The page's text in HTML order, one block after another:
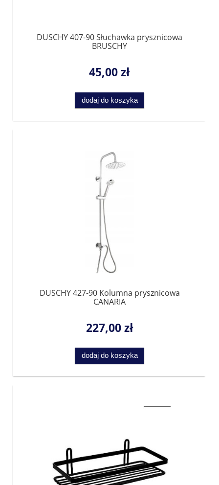
DUSCHY 407-90 Słuchawka prysznicowa
BRUSCHY
45,00 zł
dodaj do koszyka
DUSCHY 427-90 Kolumna prysznicowa
CANARIA
227,00 zł
dodaj do koszyka